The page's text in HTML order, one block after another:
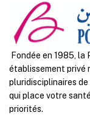
Fondée en 1985,
établissement privé
pluridisciplinaires
qui place votre
priorités.